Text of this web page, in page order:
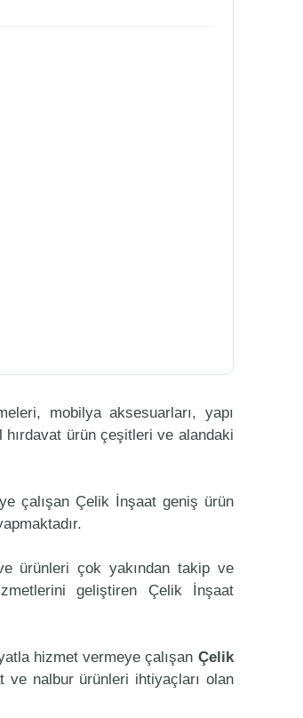
mobilya aksesuarları, yapı
ürün çeşitleri ve alandaki
çalışan Çelik İnşaat geniş ürün
ürünleri çok yakından takip ve
geliştiren Çelik İnşaat
hizmet vermeye çalışan Çelik
ve nalbur ürünleri ihtiyaçları olan